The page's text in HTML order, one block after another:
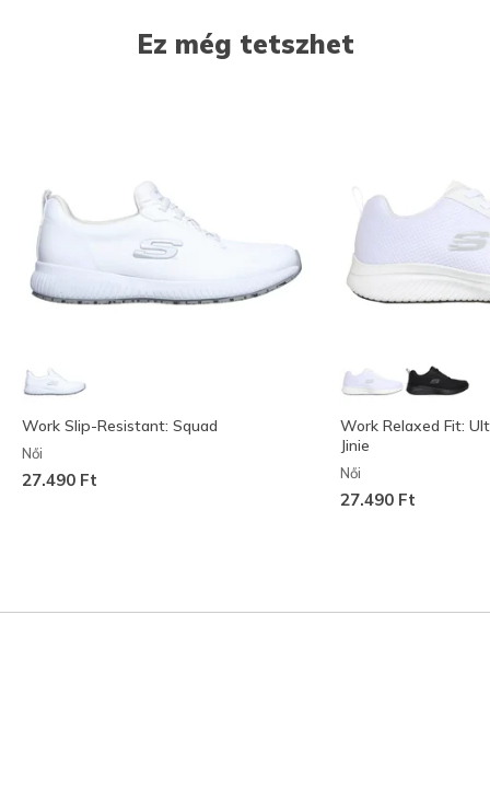
Ez még tetszhet
Work Slip-Resistant: Squad
Női
27.490 Ft
Work Relaxed Fit:
Jinie
Női
27.490 Ft